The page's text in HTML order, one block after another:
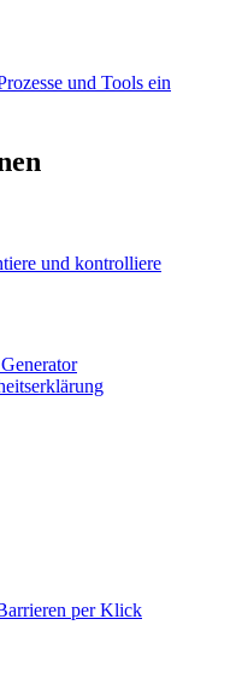
und Tools ein
und kontrolliere
per Klick